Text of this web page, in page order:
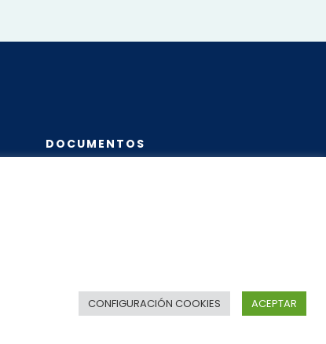
DOCUMENTOS
CONFIGURACIÓN COOKIES ACEPTAR